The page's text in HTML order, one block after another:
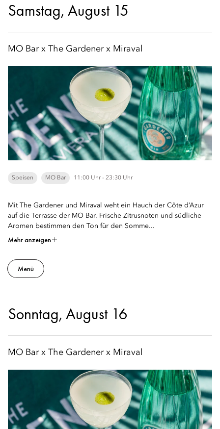
Samstag, August 15
MO Bar x The Gardener x Miraval
Speisen MO Bar 11:00 Uhr - 23:30 Uhr
Mit The Gardener und Miraval weht ein Hauch der Côte d’Azur
auf die Terrasse der MO Bar. Frische Zitrusnoten und südliche
Aromen bestimmen den Ton für den Somme...
Mehr anzeigen
Menü
Sonntag, August 16
MO Bar x The Gardener x Miraval